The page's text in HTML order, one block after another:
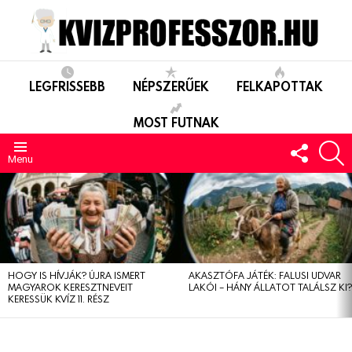
LEGFRISSEBB NÉPSZERŰEK FELKAPOTTAK
MOST FUTNAK
Menu
US
LEGUTÓBBIAK
HOGY IS HÍVJÁK? ÚJRA ISMERT
MAGYAROK KERESZTNEVEIT
KERESSÜK KVÍZ 11. RÉSZ
AKASZTÓFA JÁTÉK: FALUSI UDVAR
LAKÓI – HÁNY ÁLLATOT TALÁLSZ KI?